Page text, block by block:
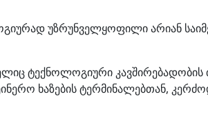
უზრუნველყოფილი არიან
ტექნოლოგიური
ხაზების ტერმინალებთან,